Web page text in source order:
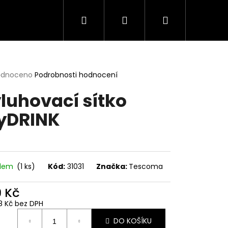
Hledat PřihlášeníNákupní
Podrobnosti hodnocení
sítko
(1 ks) Kód: 31031 Značka: Tescoma
Kč
Kč bez DPH
DO KOŠÍKU